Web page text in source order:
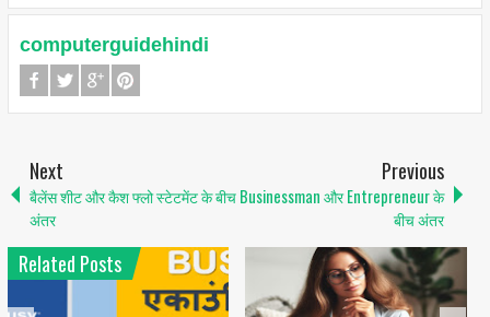
computerguidehindi
Next
बैलेंस शीट और कैश फ्लो स्टेटमेंट के बीच
अंतर
Previous
Businessman और Entrepreneur के
बीच अंतर
Related Posts